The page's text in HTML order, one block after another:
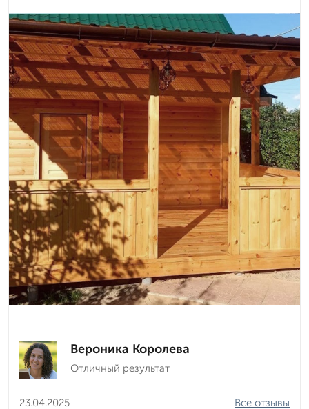
Вероника Королева
Отличный результат
23.04.2025
Все отзывы